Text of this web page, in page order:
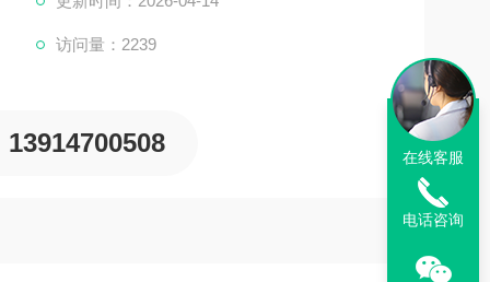
访问量：2239
13914700508 在线客服
电话咨询